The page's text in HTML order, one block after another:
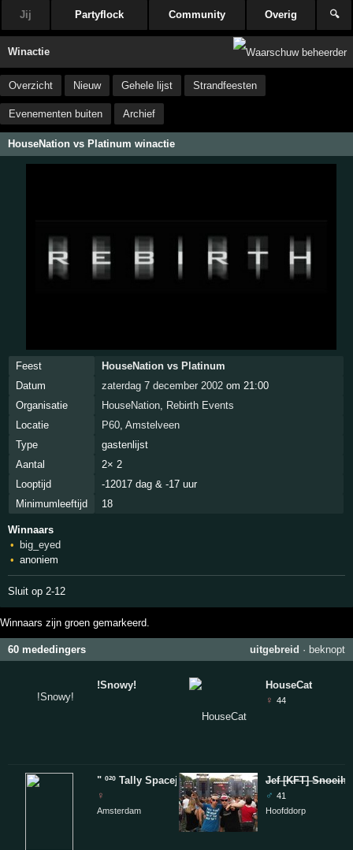
Jij Partyflock Community Overig 🔍
Winactie
Overzicht Nieuw Gehele lijst Strandfeesten
Evenementen buiten Archief
HouseNation vs Platinum winactie
Feest
HouseNation vs Platinum
Datum
zaterdag 7 december 2002om 21:00
Organisatie
HouseNation, Rebirth Events
Locatie
P60, Amstelveen
Type
gastenlijst
Aantal
2× 2
Looptijd
-12017 dag & -17 uur
Minimumleeftijd
18
Winnaars
big_eyed
anoniem
Sluit op 2-12
Winnaars zijn groen gemarkeerd.
60 mededingers uitgebreid · beknopt
!Snowy!
" º²º Tally Spacejes HK© º²º "
♀
Amsterdam
HouseCat
♀ 44
Jef [KFT]
♂ 41
Hoofddorp